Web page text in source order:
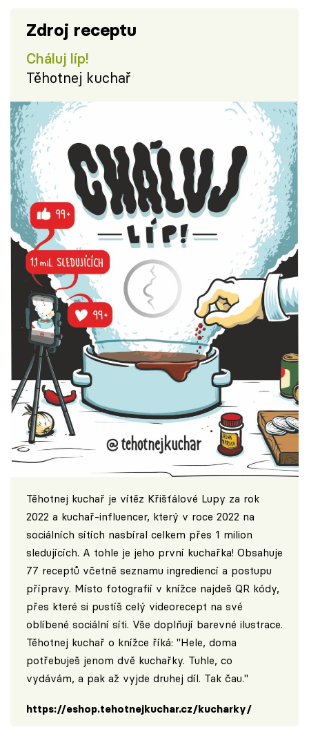
Zdroj receptu
Cháluj líp!
Těhotnej kuchař
Těhotnej kuchař je vítěz Křišťálové Lupy za rok
2022 a kuchař-influencer, který v roce 2022 na
sociálních sítích nasbíral celkem přes 1 milion
sledujících. A tohle je jeho první kuchařka! Obsahuje
77 receptů včetně seznamu ingrediencí a postupu
přípravy. Místo fotografií v knížce najdeš QR kódy,
přes které si pustíš celý videorecept na své
oblíbené sociální síti. Vše doplňují barevné ilustrace.
Těhotnej kuchař o knížce říká: "Hele, doma
potřebuješ jenom dvě kuchařky. Tuhle, co
vydávám, a pak až vyjde druhej díl. Tak čau."
https://eshop.tehotnejkuchar.cz/kucharky/